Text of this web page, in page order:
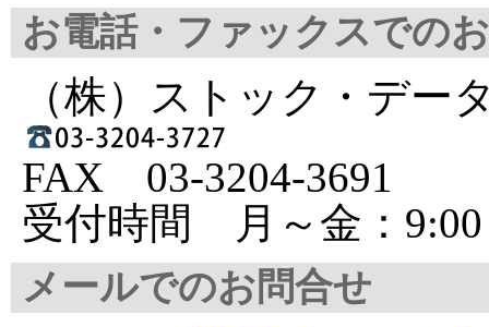
お電話・ファックスでの
（株）ストック・デー
FAX 03-3204-3691
受付時間 月～金：9:00
メールでのお問合せ